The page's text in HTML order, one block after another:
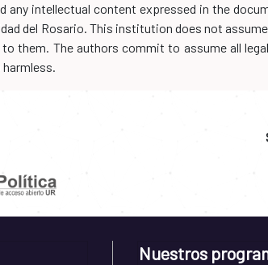
any intellectual content expressed in the
del Rosario. This institution does not
to them. The authors commit to assume all
harmless.
Nuestros